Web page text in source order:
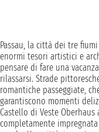
Passau, la città dei tre
enormi tesori artistici e
pensare di fare una
rilassarsi. Strade
romantiche passeggiate,
garantiscono momenti
Castello di Veste
completamente